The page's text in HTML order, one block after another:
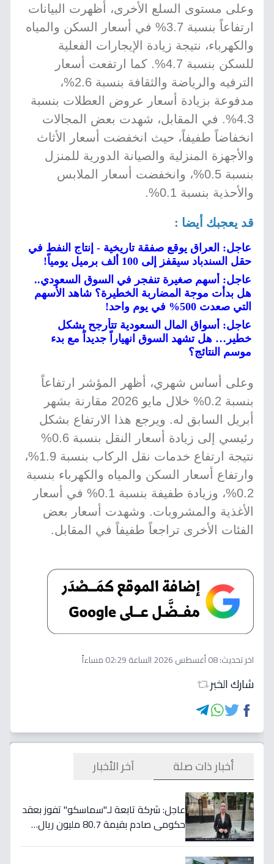
وعلى مستوى السلع الأخرى، أظهرت البيانات
ارتفاعاً بنسبة 3.7% في أسعار السكن والمياه
والكهرباء، نتيجة زيادة الإيجارات الفعلية
للسكن بنسبة 4.7%. كما ارتفعت أسعار
الترفيه والرياضة والثقافة بنسبة 2.6%،
مدفوعة بزيادة أسعار عروض العطلات بنسبة
4.3%. في المقابل، شهدت بعض المجالات
انخفاضاً طفيفاً، حيث انخفضت أسعار الأثاث
والأجهزة المنزلية والصيانة الدورية للمنزل
بنسبة 0.5%، وانخفضت أسعار الملابس
والأحذية بنسبة 0.1%.
قد يعجبك أيضا :
عاجل: العراق يوقع صفقة تاريخية - إنتاج النفط في
حقل السندباد سيقفز إلى 100 ألف برميل يومياً!
عاجل: أسهم صغيرة تنفجر في السوق السعودي..
هل بدأت موجة المضاربة الخطيرة؟ شاهد الأسهم
التي صعدت 500% في يوم واحد!
عاجل: أسواق المال السعودية تتأرجح بشكل
خطير… هل تشهد السوق انهياراً جديداً مع بدء
موسم النتائج؟
وعلى أساس شهري، أظهر المؤشر ارتفاعاً
بنسبة 0.2% خلال مايو 2026 مقارنة بشهر
أبريل السابق له. ويرجع هذا الارتفاع بشكل
رئيسي إلى زيادة أسعار النقل بنسبة 0.6%
نتيجة ارتفاع خدمات نقل الركاب بنسبة 1.9%،
وارتفاع أسعار السكن والمياه والكهرباء بنسبة
0.2%، وزيادة طفيفة بنسبة 0.1% في أسعار
الأغذية والمشروبات. وشهدت أسعار بعض
الفئات الأخرى تراجعاً طفيفاً في المقابل.
اخر تحديث:08 أغسطس 2026 الساعة 02:29 مساءاً
شارك الخبر
أخبار ذات صلة آخر الأخبار
عاجل: شركة تابعة لـ"سماسكو" تفوز بعقد
حكومي صادم بقيمة 80.7 مليون ريال…